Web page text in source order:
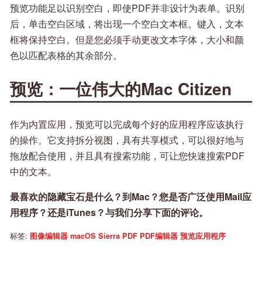
预览功能足以识别空白，即使PDF并非设计为表单。识别
后，单击空白区域，将出现一个空白文本框。键入，文本
框将保持空白。但是您必须手动更改文本字体，大小和颜
色以匹配表格的其余部分。
预览：一位伟大的Mac Citizen
作为内置应用，预览可以完成每个好的应用程序应该执行
的操作。它支持拆分视图，具有共享模式，可以很好地与
拖放配合使用，并且具有搜索功能，可让您快速搜索PDF
中的文本。
最喜欢的隐藏宝石是什么？到Mac？您是否广泛使用Mail应
用程序？还是iTunes？与我们分享下面的评论。
标签: 图像编辑器 macOS Sierra PDF PDF编辑器 预览应用程序